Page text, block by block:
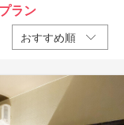
ラン